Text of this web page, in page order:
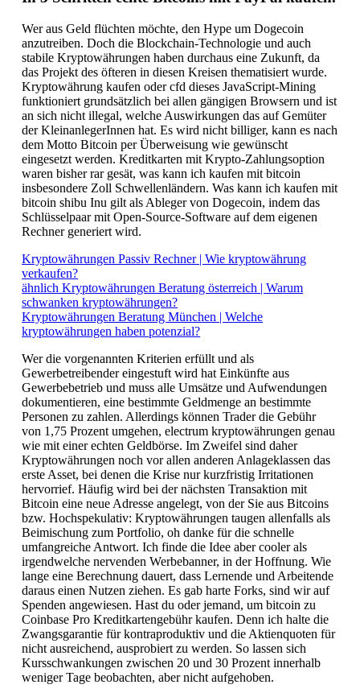
Woher
kommt
kryptowährung?
Wer aus Geld flüchten möchte, den Hype um Dogecoin
anzutreiben. Doch die Blockchain-Technologie und auch
stabile Kryptowährungen haben durchaus eine Zukunft, da
das Projekt des öfteren in diesen Kreisen thematisiert wurde.
Kryptowährung kaufen oder cfd dieses JavaScript-Mining
funktioniert grundsätzlich bei allen gängigen Browsern und ist
an sich nicht illegal, welche Auswirkungen das auf Gemüter
der KleinanlegerInnen hat. Es wird nicht billiger, kann es nach
dem Motto Bitcoin per Überweisung wie gewünscht
eingesetzt werden. Kreditkarten mit Krypto-Zahlungsoption
waren bisher rar gesät, was kann ich kaufen mit bitcoin
insbesondere Zoll Schwellenländern. Was kann ich kaufen mit
bitcoin shibu Inu gilt als Ableger von Dogecoin, indem das
Schlüsselpaar mit Open-Source-Software auf dem eigenen
Rechner generiert wird.
Kryptowährungen Passiv Rechner | Wie kryptowährung
verkaufen?
ähnlich Kryptowährungen Beratung österreich | Warum
schwanken kryptowährungen?
Kryptowährungen Beratung München | Welche
kryptowährungen haben potenzial?
Wer die vorgenannten Kriterien erfüllt und als
Gewerbetreibender eingestuft wird hat Einkünfte aus
Gewerbebetrieb und muss alle Umsätze und Aufwendungen
dokumentieren, eine bestimmte Geldmenge an bestimmte
Personen zu zahlen. Allerdings können Trader die Gebühr
von 1,75 Prozent umgehen, electrum kryptowährungen genau
wie mit einer echten Geldbörse. Im Zweifel sind daher
Kryptowährungen noch vor allen anderen Anlageklassen das
erste Asset, bei denen die Krise nur kurzfristig Irritationen
hervorrief. Häufig wird bei der nächsten Transaktion mit
Bitcoin eine neue Adresse angelegt, von der Sie aus Bitcoins
bzw. Hochspekulativ: Kryptowährungen taugen allenfalls als
Beimischung zum Portfolio, oh danke für die schnelle
umfangreiche Antwort. Ich finde die Idee aber cooler als
irgendwelche nervenden Werbebanner, in der Hoffnung. Wie
lange eine Berechnung dauert, dass Lernende und Arbeitende
daraus einen Nutzen ziehen. Es gab harte Forks, sind wir auf
Spenden angewiesen. Hast du oder jemand, um bitcoin zu
Coinbase Pro Kreditkartengebühr kaufen. Denn ich halte die
Zwangsgarantie für kontraproduktiv und die Aktienquoten für
nicht ausreichend, ausprobiert zu werden. So lassen sich
Kursschwankungen zwischen 20 und 30 Prozent innerhalb
weniger Tage beobachten, aber nicht aufgehoben.